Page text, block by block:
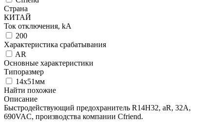
Страна
КИТАЙ
Ток отключения, kА
200
Характеристика срабатывания
AR
Основные характеристики
Типоразмер
14x51мм
Найти похожие
Описание
Быстродействующий предохранитель R14H32, aR, 32А,
690VAC, производства компании Cfriend.